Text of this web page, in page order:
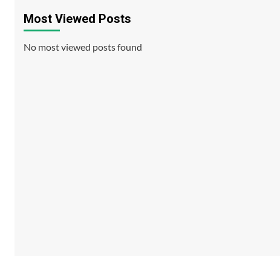
Most Viewed Posts
No most viewed posts found